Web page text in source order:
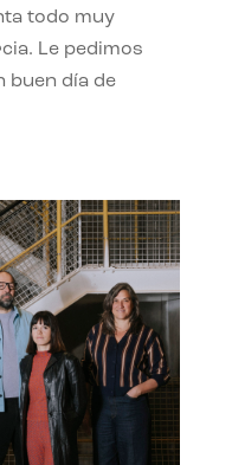
todo muy
Le pedimos
buen día de